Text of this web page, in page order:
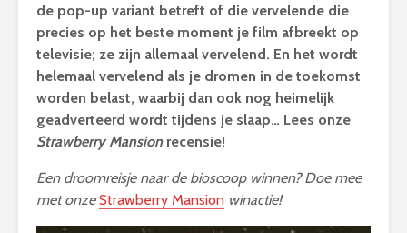
de pop-up variant betreft of die vervelende die
precies op het beste moment je film afbreekt op
televisie; ze zijn allemaal vervelend. En het wordt
helemaal vervelend als je dromen in de toekomst
worden belast, waarbij dan ook nog heimelijk
geadverteerd wordt tijdens je slaap… Lees onze
Strawberry Mansion recensie!
Een droomreisje naar de bioscoop winnen? Doe mee
met onzeStrawberry Mansion winactie!